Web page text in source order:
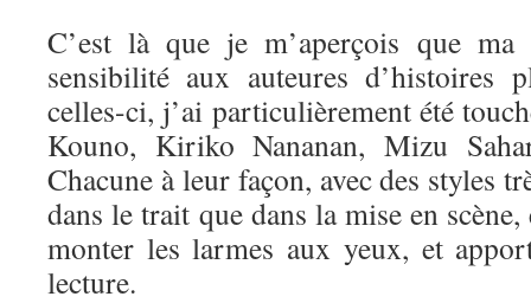
C’est là que je m’aperçois que
sensibilité aux auteures d’histoires
celles-ci, j’ai particulièrement été
Kouno, Kiriko Nananan, Mizu
Chacune à leur façon, avec des styles
dans le trait que dans la mise en
monter les larmes aux yeux, et
lecture.